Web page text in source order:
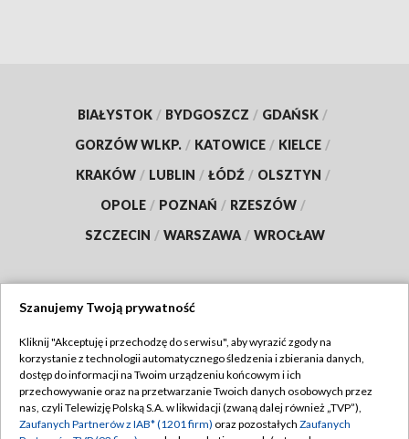
BIAŁYSTOK / BYDGOSZCZ / GDAŃSK /
GORZÓW WLKP. / KATOWICE / KIELCE /
KRAKÓW / LUBLIN / ŁÓDŹ / OLSZTYN /
OPOLE / POZNAŃ / RZESZÓW /
SZCZECIN / WARSZAWA / WROCŁAW
TVP
Abonament TVP
Emisja w TVP
Regulamin TVP
Polityka prywatności
Szanujemy Twoją prywatność
Kliknij "Akceptuję i przechodzę do serwisu", aby wyrazić zgody na
korzystanie z technologii automatycznego śledzenia i zbierania danych,
dostęp do informacji na Twoim urządzeniu końcowym i ich
przechowywanie oraz na przetwarzanie Twoich danych osobowych przez
nas, czyli Telewizję Polską S.A. w likwidacji (zwaną dalej również „TVP”),
Zaufanych Partnerów z IAB* (1201 firm) oraz pozostałych Zaufanych